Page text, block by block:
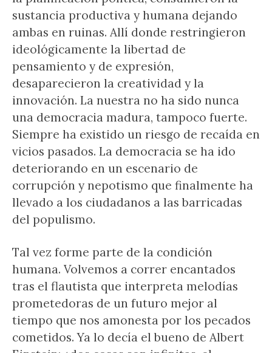
sustancia productiva y humana dejando
ambas en ruinas. Allí donde restringieron
ideológicamente la libertad de
pensamiento y de expresión,
desaparecieron la creatividad y la
innovación. La nuestra no ha sido nunca
una democracia madura, tampoco fuerte.
Siempre ha existido un riesgo de recaída en
vicios pasados. La democracia se ha ido
deteriorando en un escenario de
corrupción y nepotismo que finalmente ha
llevado a los ciudadanos a las barricadas
del populismo.
Tal vez forme parte de la condición
humana. Volvemos a correr encantados
tras el flautista que interpreta melodías
prometedoras de un futuro mejor al
tiempo que nos amonesta por los pecados
cometidos. Ya lo decía el bueno de Albert